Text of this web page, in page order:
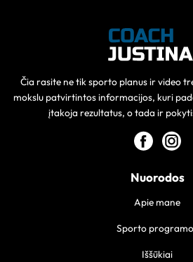
Čia rasite ne tik sporto planus ir video
mokslu patvirtintos informacijos, kuri
įtakoja rezultatus, o tada ir
Nuorodos
Apie mane
Sporto
Iššūkiai